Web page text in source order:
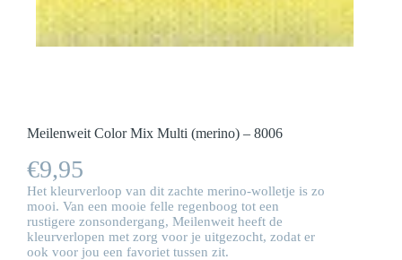
Meilenweit Color Mix Multi (merino) – 8006
€9,95
Het kleurverloop van dit zachte merino-wolletje is zo
mooi. Van een mooie felle regenboog tot een
rustigere zonsondergang, Meilenweit heeft de
kleurverlopen met zorg voor je uitgezocht, zodat er
ook voor jou een favoriet tussen zit.